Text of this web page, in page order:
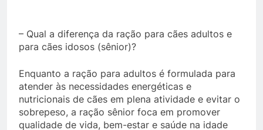
– Qual a diferença da ração para cães adultos e
para cães idosos (sênior)?
Enquanto a ração para adultos é formulada para
atender às necessidades energéticas e
nutricionais de cães em plena atividade e evitar o
sobrepeso, a ração sênior foca em promover
qualidade de vida, bem-estar e saúde na idade